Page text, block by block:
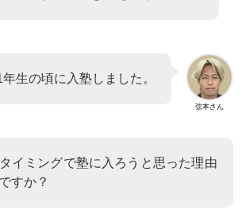
弦本さん
生の頃に入塾しました。
イミングで塾に入ろうと思った理由
すか？